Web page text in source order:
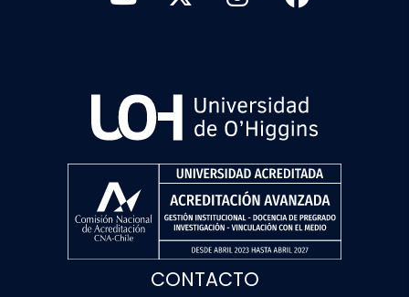
CONTACTO